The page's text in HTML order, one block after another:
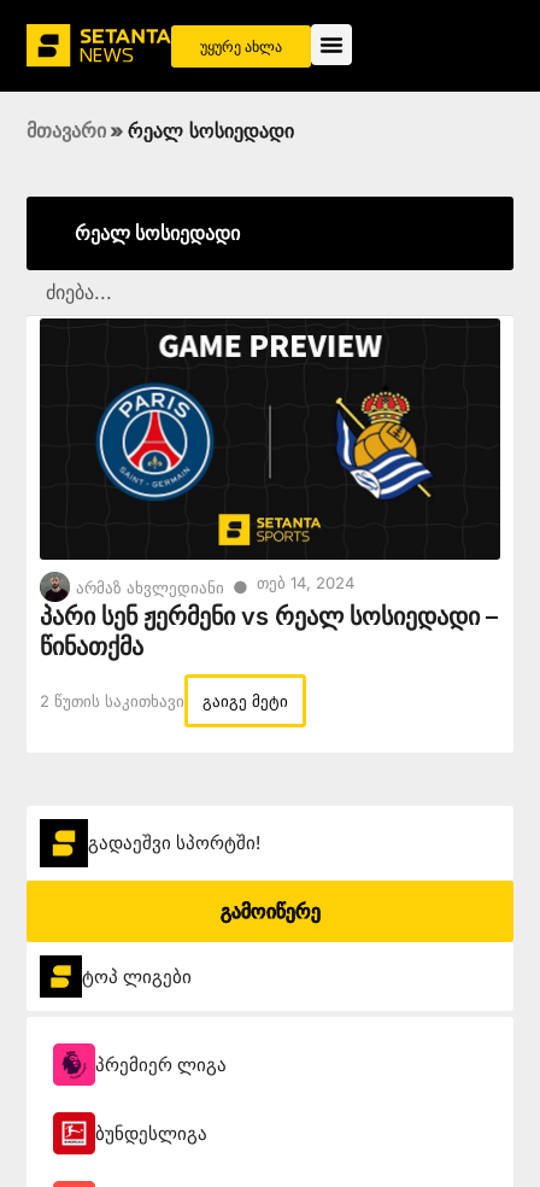
უყურე ახლა
მთავარი » რეალ სოსიედადი
რეალ სოსიედადი
არმაზ ახვლედიანი ● Თებ 14, 2024
პარი სენ ჟერმენი vs რეალ სოსიედადი –
წინათქმა
2 Წუთის Საკითხავი გაიგე მეტი
გადაეშვი სპორტში!
გამოიწერე
ტოპ ლიგები
პრემიერ ლიგა
ბუნდესლიგა